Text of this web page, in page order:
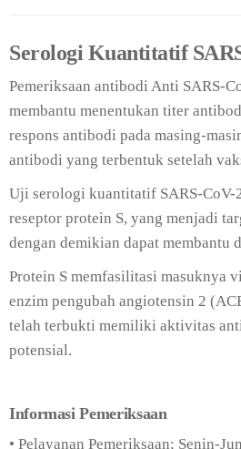
Serologi Kuantitatif
Pemeriksaan antibodi Anti SARS-
membantu menentukan titer
respons antibodi pada masing-
antibodi yang terbentuk setelah
Uji serologi kuantitatif SARS-CoV-
reseptor protein S, yang menjadi
dengan demikian dapat membantu
Protein S memfasilitasi masuknya
enzim pengubah angiotensin 2
telah terbukti memiliki aktivitas
potensial.
Informasi Pemeriksaan
• Pelayanan Pemeriksaan; Senin-